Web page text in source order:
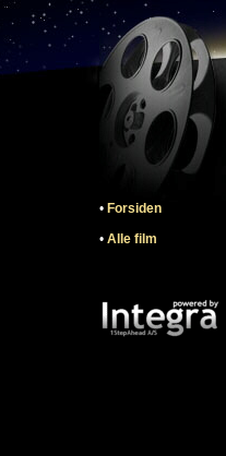
• Forsiden
• Alle film